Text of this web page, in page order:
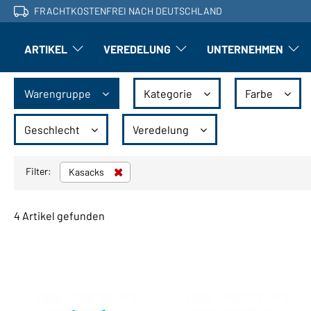
FRACHTKOSTENFREI NACH DEUTSCHLAND
ARTIKEL Artikel: Untermenü öffnen
VEREDELUNG Veredelung: Untermenü öffnen
UNTERNEHMEN
Warengruppe Kategorie Farbe
Geschlecht Veredelung
Filter: Kasacks
4 Artikel gefunden